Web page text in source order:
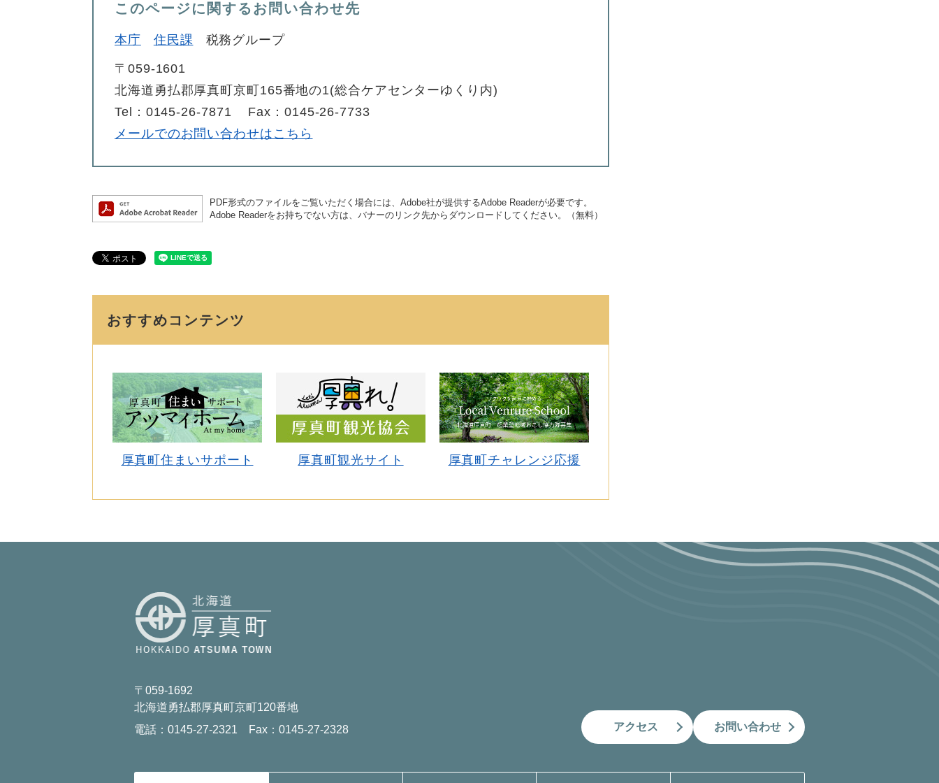
このページに関するお問い合わせ先
本庁 住民課 税務グループ
〒059-1601
北海道勇払郡厚真町京町165番地の1(総合ケアセンターゆくり内)
Tel：0145-26-7871
Fax：0145-26-7733
メールでのお問い合わせはこちら
PDF形式のファイルをご覧いただく場合には、Adobe社が提供するAdobe Readerが必要です。
Adobe Readerをお持ちでない方は、バナーのリンク先からダウンロードしてください。（無料）
おすすめコンテンツ
厚真町住まいサポート 厚真町観光サイト 厚真町チャレンジ応援
〒059-1692
北海道勇払郡厚真町京町120番地
電話：0145-27-2321 Fax：0145-27-2328
アクセス お問い合わせ